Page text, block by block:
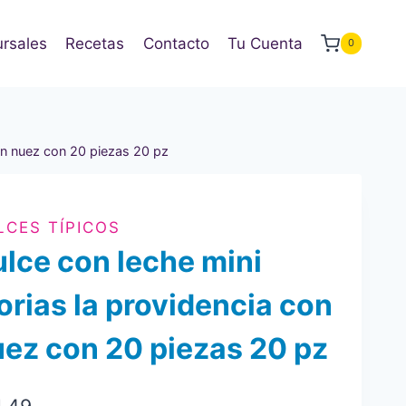
Recetas Contacto Tu Cuenta 0
nuez con 20 piezas 20 pz
TÍPICOS
con leche mini
la providencia con
con 20 piezas 20 pz